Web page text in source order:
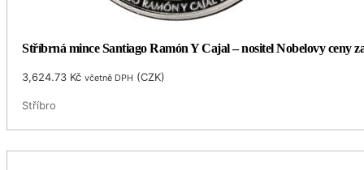
Stříbrná mince Santiago Ramón Y Cajal – nositel Nobelovy ceny
3,624.73 Kč včetně DPH (CZK)
Stříbro